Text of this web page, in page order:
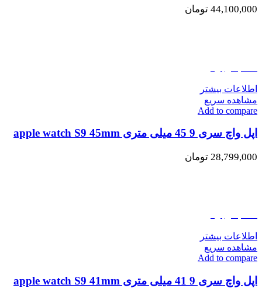
44,100,000 تومان
اطلاعات بیشتر
مشاهده سریع
Add to compare
اپل واچ سری 9 45 میلی متری apple watch S9 45mm
28,799,000 تومان
اطلاعات بیشتر
مشاهده سریع
Add to compare
اپل واچ سری 9 41 میلی متری apple watch S9 41mm